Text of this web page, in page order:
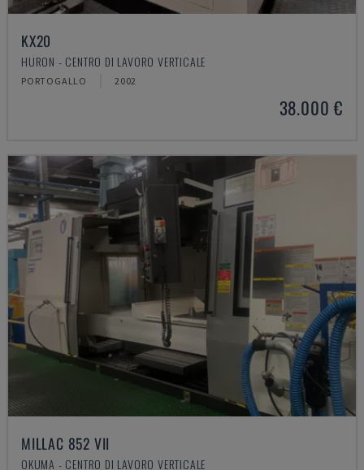
KX20
HURON - CENTRO DI LAVORO VERTICALE
PORTOGALLO 2002
38.000 €
MILLAC 852 VII
OKUMA - CENTRO DI LAVORO VERTICALE